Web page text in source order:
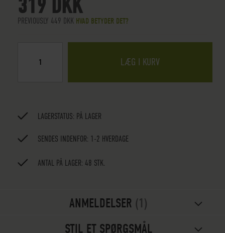
319 DKK
PREVIOUSLY 449 DKK HVAD BETYDER DET?
LÆG I KURV
LAGERSTATUS: PÅ LAGER
SENDES INDENFOR: 1-2 HVERDAGE
ANTAL PÅ LAGER: 48 STK.
ANMELDELSER 1
STIL ET SPØRGSMÅL